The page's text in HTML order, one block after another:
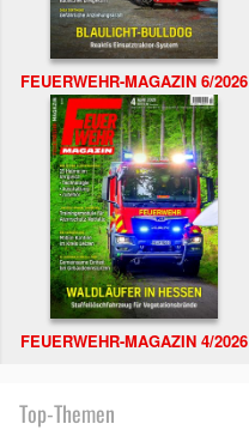
FEUERWEHR-MAGAZIN 6/2026
FEUERWEHR-MAGAZIN 4/2026
Top-Themen